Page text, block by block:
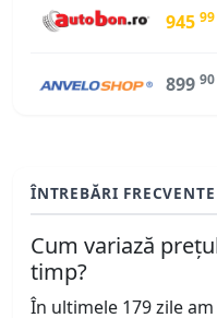
945 99
899 90
ÎNTREBĂRI FRECVENTE
Cum variază
timp?
În ultimele 179 zile